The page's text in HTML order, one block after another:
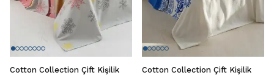
Cotton Collection Çift Kişilik
Cotton Collection Çift Kişilik